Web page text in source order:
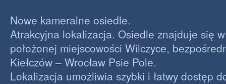
Nowe kameralne osiedle.
Atrakcyjna lokalizacja. Osiedle znajduje się
położonej miejscowości Wilczyce,
Kiełczów – Wrocław Psie Pole.
Lokalizacja umożliwia szybki i łatwy dostęp